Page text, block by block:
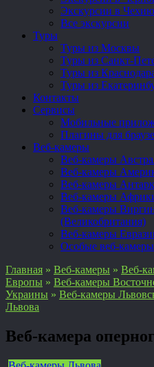
Экскурсии в Чехию
Все экскурсии
Туры
Туры из Москвы
Туры из Санкт-
Туры из
Туры из
Контакты
Сервисы
Мобильные
Плагины для
Веб-камеры
Веб-камеры
Веб-камеры
Веб-камеры
Веб-камеры
Веб-камеры
(Великобритания)
Веб-камеры
Особые веб-камеры
Главная » Веб-камеры » Веб-
Европы » Веб-камеры
Украины » Веб-камеры
Львова
Веб-камера